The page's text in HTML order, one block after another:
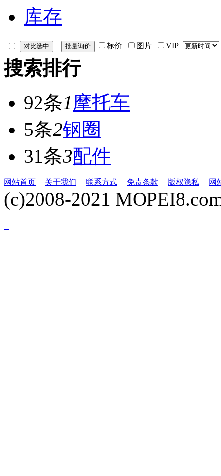
库存
标价 图片 VIP
搜索排行
92条1摩托车
5条2钢圈
31条3配件
网站首页 | 关于我们 | 联系方式 | 免责条款 | 版权隐私 | 网
(c)2008-2021